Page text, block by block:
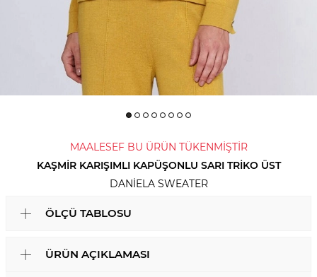
MAALESEF BU ÜRÜN TÜKENMİŞTİR
KAŞMIR KARIŞIMLI KAPÜŞONLU SARI TRIKO ÜST
DANIELA SWEATER
ÖLÇÜ TABLOSU
ÜRÜN AÇIKLAMASI